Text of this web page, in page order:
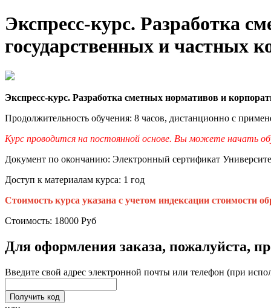
Экспресс-курс. Разработка
государственных и частных
Экспресс-курс. Разработка сметных нормативов и
Продолжительность обучения: 8 часов, дистанционно с
Курс проводится на постоянной основе. Вы можете начать
Документ по окончанию: Электронный сертификат
Доступ к материалам курса: 1 год
Стоимость курса указана с учетом индексации стоимости
Стоимость: 18000 Руб
Для оформления заказа, пожалуйста,
Введите свой адрес электронной почты или телефон (при